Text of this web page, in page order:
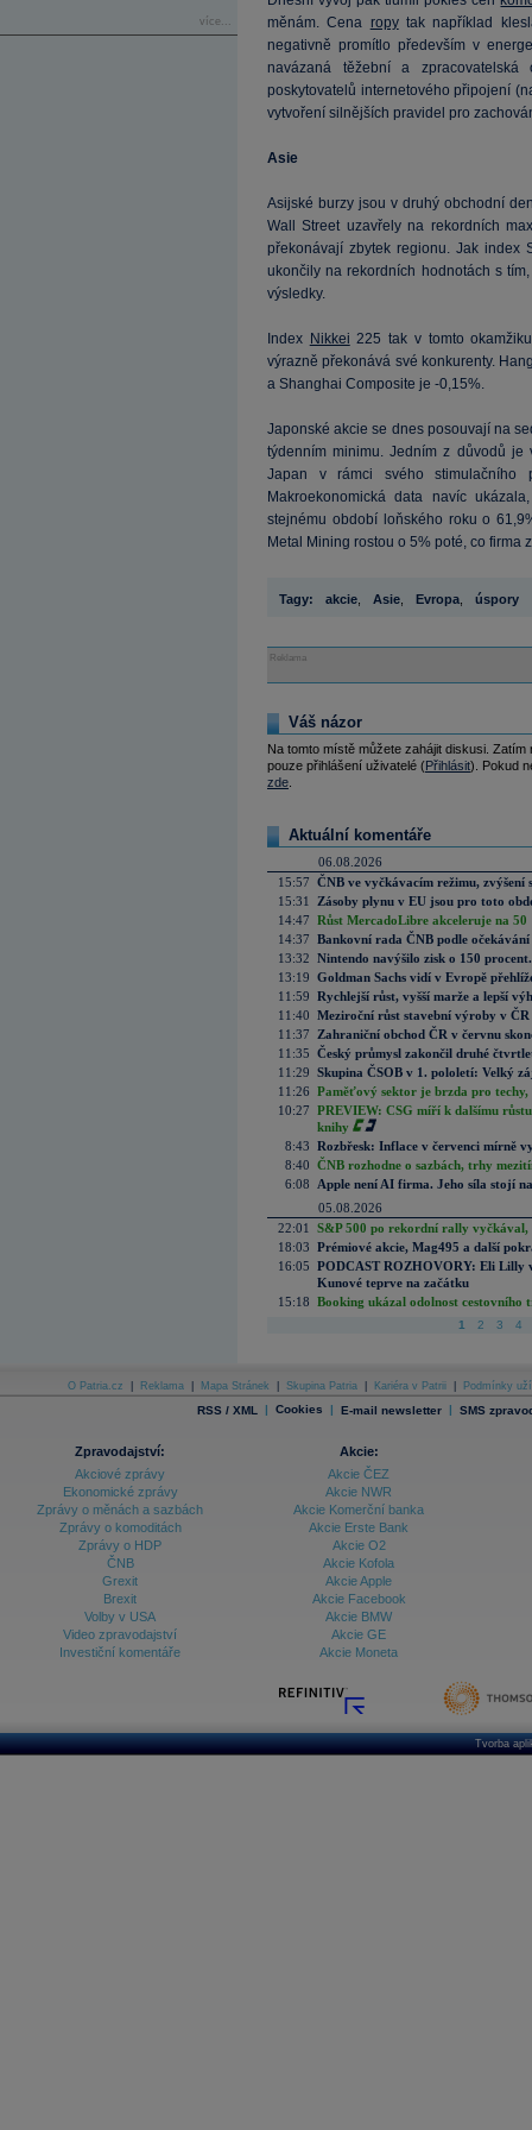
více...
měnám. Cena ropytak například
negativně promítlo především v
navázaná těžební a
poskytovatelů internetového připojení
vytvoření silnějších pravidel pro
Asie
Asijské burzy jsou v druhý obchodní
Wall Street uzavřely na rekordních
překonávají zbytek regionu. Jak index
ukončily na rekordních hodnotách s
výsledky.
Index Nikkei 225 tak v tomto
výrazně překonává své konkurenty.
a Shanghai Composite je -0,15%.
Japonské akcie se dnes posouvají na
týdenním minimu. Jedním z důvodů
Japan v rámci svého stimulačního
Makroekonomická data navíc
stejnému období loňského roku o
Metal Mining rostou o 5% poté, co firma
Tagy: akcie Asie Evropa úspory
Reklama
Váš názor
Na tomto místě můžete zahájit diskusi.
pouze přihlášení uživatelé (Přihlásit). Pokud
zde
Aktuální komentáře
06.08.2026
15:57 ČNB ve vyčkávacím režimu, zvýšení
15:31
Zásoby plynu v EU jsou pro toto
14:47 Růst MercadoLibre akceleruje na
14:37 Bankovní rada ČNB podle
13:32 Nintendo navýšilo zisk o 150
13:19 Goldman Sachs vidí v Evropě
11:59 Rychlejší růst, vyšší marže a lepší
11:40 Meziroční růst stavební výroby v
11:37
Zahraniční obchod ČR v červnu
11:35 Český průmysl zakončil druhé
11:29 Skupina ČSOB v 1. pololetí: Velký
11:26 Paměťový sektor je brzda pro techy,
10:27 PREVIEW: CSG míří k dalšímu
knihy
8:43 Rozbřesk: Inflace v červenci mírně
8:40 ČNB rozhodne o sazbách, trhy
6:08
Apple není AI firma. Jeho síla stojí
05.08.2026
22:01
S&P 500 po rekordní rally vyčkával,
18:03 Prémiové akcie, Mag495 a další
16:05 PODCAST ROZHOVORY: Eli Lilly
Kunové teprve na začátku
15:18 Booking ukázal odolnost cestovního
1 2 3 4
O Patria.cz Reklama Mapa Stránek Skupina Patria Kariéra v Patrii Podmínky
RSS / XML | Cookies | E-mail newsletter | SMS
Zpravodajství:
Akciové zprávy
Ekonomické zprávy
Zprávy o měnách a sazbách
Zprávy o komoditách
Zprávy o HDP
ČNB
Grexit
Brexit
Volby v USA
Video zpravodajství
Investiční komentáře
Akcie:
Akcie ČEZ
Akcie NWR
Akcie Komerční banka
Akcie Erste Bank
Akcie O2
Akcie Kofola
Akcie Apple
Akcie Facebook
Akcie BMW
Akcie GE
Akcie Moneta
Tvorba